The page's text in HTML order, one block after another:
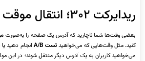
ریدایرکت ۳۰۲؛ انتقال موقت
بعضی وقت‌ها شما ناچارید که آدرس یک صفحه را به‌صورت
کنید. مثل وقت‌هایی که می‌خواهیدتست A/B
انجام دهید